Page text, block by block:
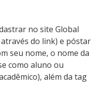
no site Global
do link) e póstar
seu nome, o nome da
como aluno ou
além da tag